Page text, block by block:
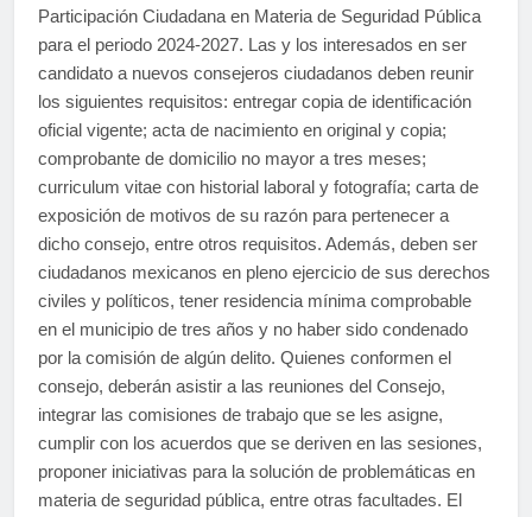
Participación Ciudadana en Materia de Seguridad Pública
para el periodo 2024-2027. Las y los interesados en ser
candidato a nuevos consejeros ciudadanos deben reunir
los siguientes requisitos: entregar copia de identificación
oficial vigente; acta de nacimiento en original y copia;
comprobante de domicilio no mayor a tres meses;
curriculum vitae con historial laboral y fotografía; carta de
exposición de motivos de su razón para pertenecer a
dicho consejo, entre otros requisitos. Además, deben ser
ciudadanos mexicanos en pleno ejercicio de sus derechos
civiles y políticos, tener residencia mínima comprobable
en el municipio de tres años y no haber sido condenado
por la comisión de algún delito. Quienes conformen el
consejo, deberán asistir a las reuniones del Consejo,
integrar las comisiones de trabajo que se les asigne,
cumplir con los acuerdos que se deriven en las sesiones,
proponer iniciativas para la solución de problemáticas en
materia de seguridad pública, entre otras facultades. El